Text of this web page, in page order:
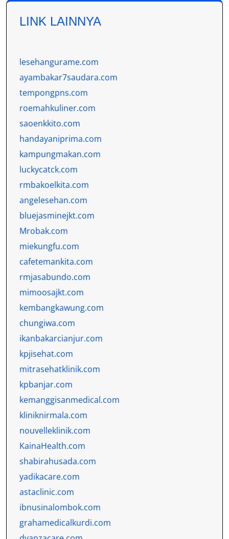
LINK LAINNYA
lesehangurame.com
ayambakar7saudara.com
tempongpns.com
roemahkuliner.com
saoenkkito.com
handayaniprima.com
kampungmakan.com
luckycatck.com
rmbakoelkita.com
angelesehan.com
bluejasminejkt.com
Mrobak.com
miekungfu.com
cafetemankita.com
rmjasabundo.com
mimoosajkt.com
kembangkawung.com
chungiwa.com
ikanbakarcianjur.com
kpjisehat.com
mitrasehatklinik.com
kpbanjar.com
kemanggisanmedical.com
kliniknirmala.com
nouvelleklinik.com
KainaHealth.com
shabirahusada.com
yadikacare.com
astaclinic.com
ibnusinalombok.com
grahamedicalkurdi.com